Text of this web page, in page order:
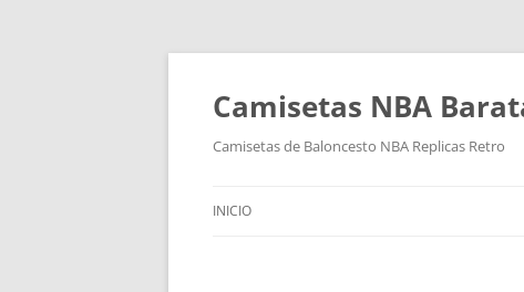
Camisetas NBA
Camisetas de Baloncesto NBA Replicas Retro
INICIO